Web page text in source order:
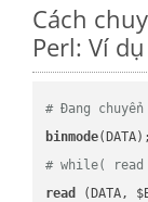
Cách
Perl: Ví
# Đang chuyển
binmode
# while( read
read